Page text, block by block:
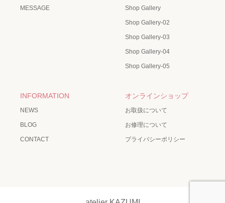
MESSAGE Shop Gallery
Shop Gallery-02
Shop Gallery-03
Shop Gallery-04
Shop Gallery-05
INFORMATION
NEWS
BLOG
CONTACT
オンラインショップ
お取扱について
お修理について
プライバシーポリシー